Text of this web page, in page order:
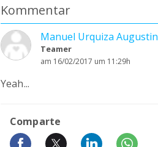
Kommentar
Manuel Urquiza Augustin
Teamer
am 16/02/2017 um 11:29h
Yeah...
Comparte